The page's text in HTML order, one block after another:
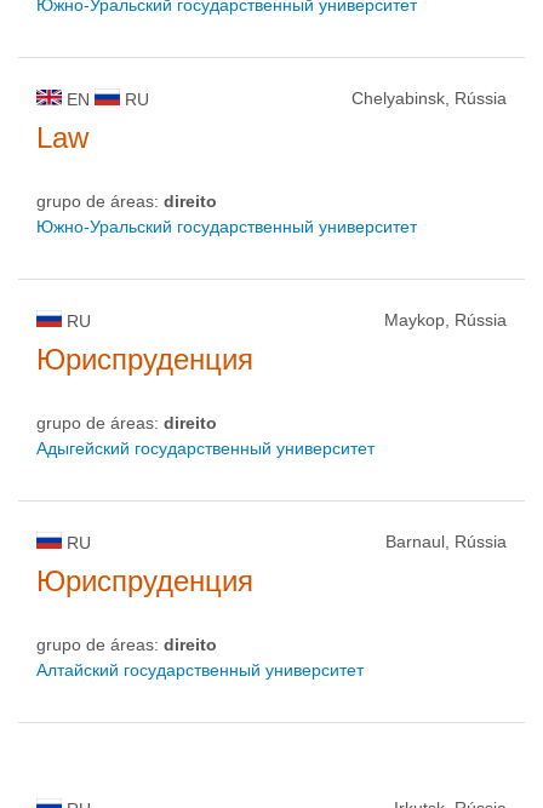
Южно-Уральский государственный университет
EN RU Chelyabinsk, Rússia
Law
grupo de áreas: direito
Южно-Уральский государственный университет
RU Maykop, Rússia
Юриспруденция
grupo de áreas: direito
Адыгейский государственный университет
RU Barnaul, Rússia
Юриспруденция
grupo de áreas: direito
Алтайский государственный университет